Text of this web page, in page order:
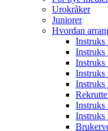
Urokråker
Juniorer
Hvordan
Instruks
Instruks
Instruks
Instruks
Instruks
Instruks